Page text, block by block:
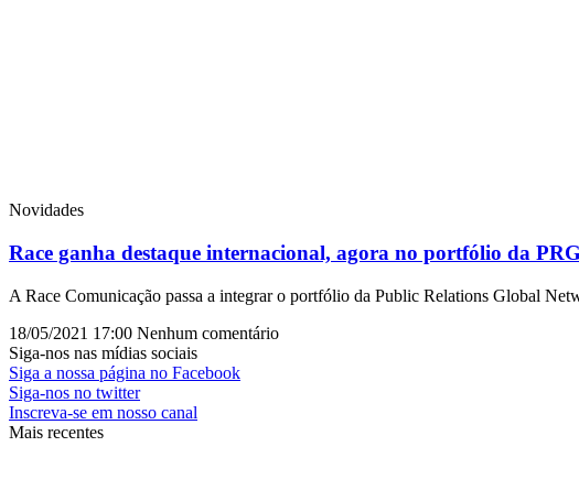
Novidades
Race ganha destaque internacional, agora no portfólio da
A Race Comunicação passa a integrar o portfólio da Public Relations Global
18/05/2021 17:00 Nenhum comentário
Siga-nos nas mídias sociais
Siga a nossa página no Facebook
Siga-nos no twitter
Inscreva-se em nosso canal
Mais recentes